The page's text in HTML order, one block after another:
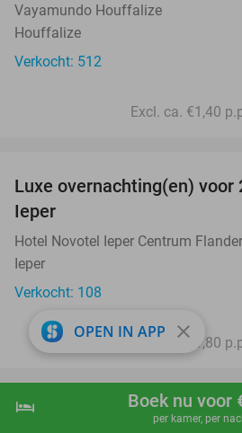
shopping_cart Boek nu
hotel Boek nu voor
per kamer, per
Vayamundo Houffalize
Houffalize
Verkocht: 512
Excl. ca. €1,40
Luxe overnachting(en)
Ieper
Hotel Novotel Ieper Centrum
Ieper
Verkocht: 108
Excl. ca. €1,80
Overnachting voor 2 tot 6
OPEN IN APP close